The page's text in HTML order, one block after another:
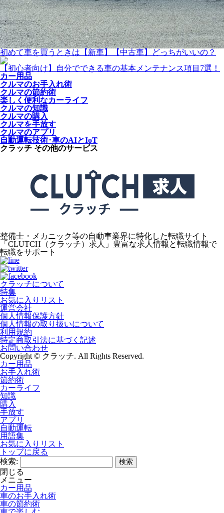
初めて車を買うときは【新車】【中古車】どっちがいいの？
【初心者向け】自分でできる車の基本メンテナンス項目7選！
カー用品
クルマのお手入れ術
クルマの節約術
楽しく便利なカーライフ
クルマの知識
クルマの購入
クルマを手放す
クルマのアプリ
自動運転技術･車のAIとIoT
クラッチ その他のサービス
整備士・メカニック等の自動車業界に特化した転職サイト
「CLUTCH（クラッチ）求人」豊富な求人情報と転職情報で
転職をサポート
クラッチについて
特集
お気に入りリスト
運営会社
個人情報保護方針
個人情報の取り扱いについて
利用規約
特定商取引法に基づく記述
お問い合わせ
Copyright © クラッチ. All Rights Reserved.
カー用品
お手入れ術
節約術
カーライフ
知識
購入
手放す
アプリ
自動運転
用語集
お気に入りリスト
トップに戻る
検索:
閉じる
メニュー
カー用品
車のお手入れ術
車の節約術